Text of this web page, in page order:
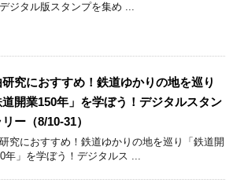
ジタル版スタンプを集め ...
研究におすすめ！鉄道ゆかりの地を巡り
道開業150年」を学ぼう！デジタルスタン
ー（8/10-31）
究におすすめ！鉄道ゆかりの地を巡り「鉄道開
年」を学ぼう！デジタルス ...